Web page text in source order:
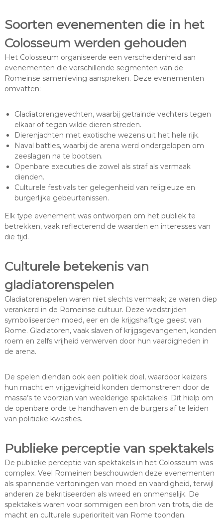
Soorten evenementen die in het
Colosseum werden gehouden
Het Colosseum organiseerde een verscheidenheid aan
evenementen die verschillende segmenten van de
Romeinse samenleving aanspreken. Deze evenementen
omvatten:
Gladiatorengevechten, waarbij getrainde vechters tegen
elkaar of tegen wilde dieren streden.
Dierenjachten met exotische wezens uit het hele rijk.
Naval battles, waarbij de arena werd ondergelopen om
zeeslagen na te bootsen.
Openbare executies die zowel als straf als vermaak
dienden.
Culturele festivals ter gelegenheid van religieuze en
burgerlijke gebeurtenissen.
Elk type evenement was ontworpen om het publiek te
betrekken, vaak reflecterend de waarden en interesses van
die tijd.
Culturele betekenis van
gladiatorenspelen
Gladiatorenspelen waren niet slechts vermaak; ze waren diep
verankerd in de Romeinse cultuur. Deze wedstrijden
symboliseerden moed, eer en de krijgshaftige geest van
Rome. Gladiatoren, vaak slaven of krijgsgevangenen, konden
roem en zelfs vrijheid verwerven door hun vaardigheden in
de arena.
De spelen dienden ook een politiek doel, waardoor keizers
hun macht en vrijgevigheid konden demonstreren door de
massa’s te voorzien van weelderige spektakels. Dit hielp om
de openbare orde te handhaven en de burgers af te leiden
van politieke kwesties.
Publieke perceptie van spektakels
De publieke perceptie van spektakels in het Colosseum was
complex. Veel Romeinen beschouwden deze evenementen
als spannende vertoningen van moed en vaardigheid, terwijl
anderen ze bekritiseerden als wreed en onmenselijk. De
spektakels waren voor sommigen een bron van trots, die de
macht en culturele superioriteit van Rome toonden.